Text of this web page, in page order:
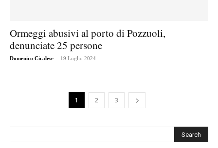
Ormeggi abusivi al porto di Pozzuoli,
denunciate 25 persone
Domenico Cicalese - 19 Luglio 2024
1 2 3